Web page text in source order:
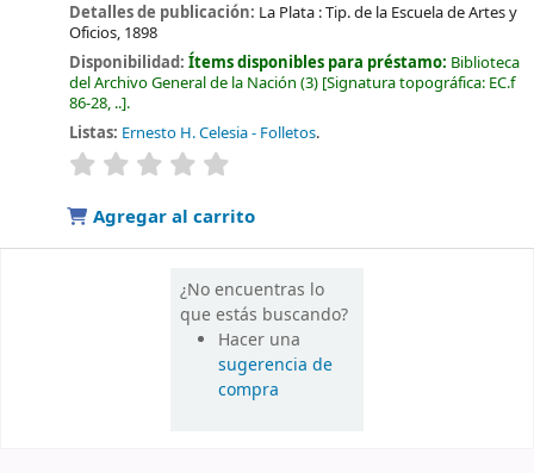
Detalles de publicación: La Plata :Tip. de la Escuela de Artes y
Oficios, 1898
Disponibilidad:Ítems disponibles para préstamo: Biblioteca
del Archivo General de la Nación (3) Signatura topográfica: EC.f
86-28, .. .
Listas: Ernesto H. Celesia - Folletos.
valoración
Agregar al carrito
¿No encuentras lo
que estás buscando?
Hacer una
sugerencia de
compra